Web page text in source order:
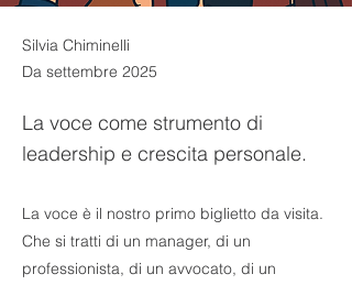
Silvia Chiminelli
Da settembre 2025
La voce come strumento di
leadership e crescita personale.
La voce è il nostro primo biglietto da visita.
Che si tratti di un manager, di un
professionista, di un avvocato, di un